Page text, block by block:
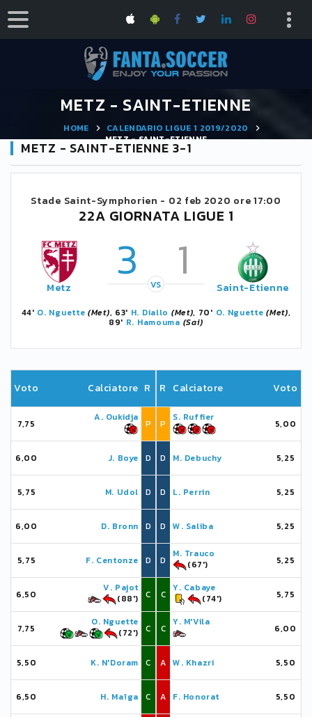
METZ - SAINT-ETIENNE
HOME
CALENDARIO LIGUE 1 2019/2020
METZ - SAINT-ETIENNE
METZ - SAINT-ETIENNE 3-1
Stade Saint-Symphorien - 02 feb 2020 ore 17:00
22A GIORNATA LIGUE 1
Metz 3 1
VS Saint-Etienne
44' O. Nguette (Met), 63' H. Diallo (Met), 70' O. Nguette (Met),
89' R. Hamouma (Sai)
Voto Calciatore R
7,75
A. Oukidja
P
6,00 J. Boye D
5,75 M. Udol D
6,00 D. Bronn D
5,75 F. Centonze D
6,50
V. Pajot
(88')
C
7,75
O. Nguette
(72')
C
5,50 K. N'Doram C
6,50 H. Maïga C
R Calciatore Voto
P
S. Ruffier
5,00
D M. Debuchy 5,25
D L. Perrin 5,25
D W. Saliba 5,25
D
M. Trauco
(67')
5,25
C
Y. Cabaye
(74')
5,75
C
Y. M'Vila
6,00
A W. Khazri 5,50
A F. Honorat 5,50